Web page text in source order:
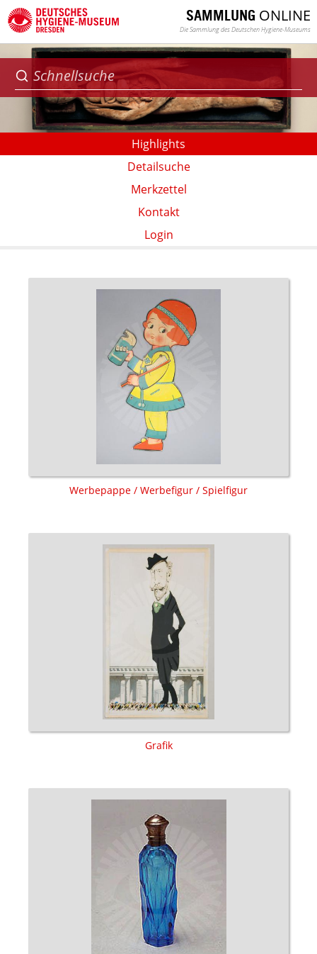
SAMMLUNG ONLINE
Die Sammlung des Deutschen Hygiene-Museums
Highlights
Detailsuche
Merkzettel
Kontakt
Login
Werbepappe / Werbefigur / Spielfigur
Grafik